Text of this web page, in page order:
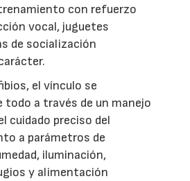
con refuerzo
vocal, juguetes
de socialización
el vínculo se
todo a través de un manejo
cuidado preciso del
a parámetros de
iluminación,
y alimentación